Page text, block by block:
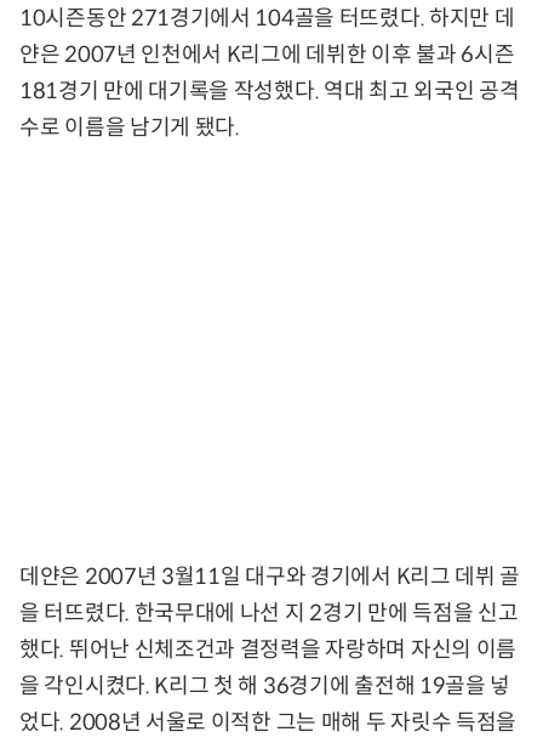
10시즌동안 271경기에서 104골을 터뜨렸다. 하지만 데
얀은 2007년 인천에서 K리그에 데뷔한 이후 불과 6시즌
181경기 만에 대기록을 작성했다. 역대 최고 외국인 공격
수로 이름을 남기게 됐다.
데얀은 2007년 3월11일 대구와 경기에서 K리그 데뷔 골
을 터뜨렸다. 한국무대에 나선 지 2경기 만에 득점을 신고
했다. 뛰어난 신체조건과 결정력을 자랑하며 자신의 이름
을 각인시켰다. K리그 첫 해 36경기에 출전해 19골을 넣
었다. 2008년 서울로 이적한 그는 매해 두 자릿수 득점을